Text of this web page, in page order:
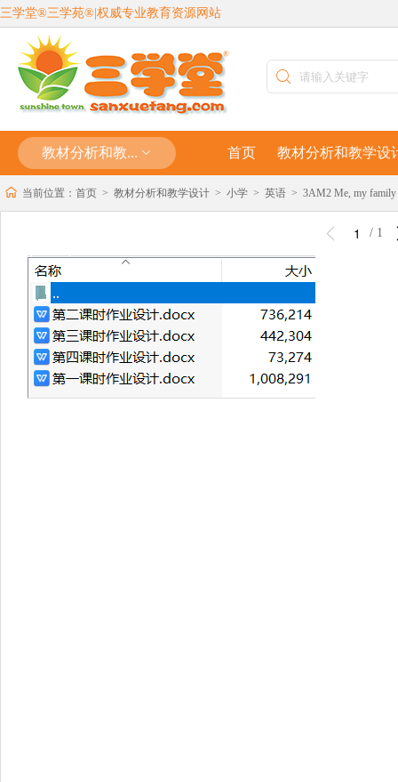
三学堂®三学苑®|权威专业教育资源网站
教材分析和教... 首页 教材分析和教学设
当前位置： 首页 > 教材分析和教学设计 > 小学 > 英语 > 3AM2 Me, my family
/ 1